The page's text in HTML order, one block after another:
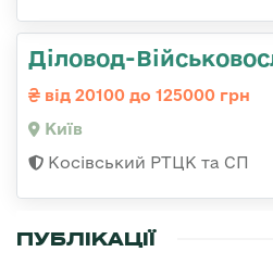
Діловод-
від 20100 до 125000 грн
Київ
Косівський РТЦК та СП
ПУБЛІКАЦІЇ